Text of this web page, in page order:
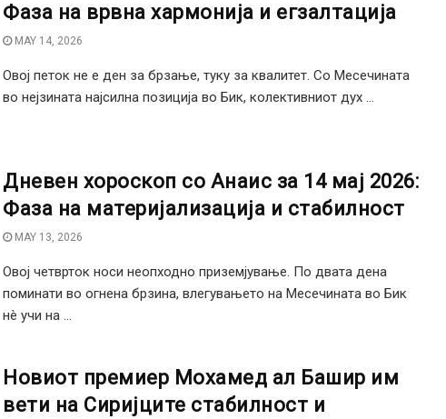
Фаза на врвна хармонија и егзалтација
MAY 14, 2026
Овој петок не е ден за брзање, туку за квалитет. Со Месечината
во нејзината најсилна позиција во Бик, колективниот дух ...
Дневен хороскоп со Анаис за 14 мај 2026:
Фаза на материјализација и стабилност
MAY 13, 2026
Овој четврток носи неопходно приземјување. По двата дена
поминати во огнена брзина, влегувањето на Месечината во Бик
нè учи на ...
Новиот премиер Мохамед ал Башир им
вети на Сиријците стабилност и